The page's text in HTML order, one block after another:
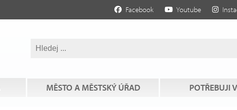
Facebook Youtube
MĚSTO A MĚSTSKÝ ÚŘAD POTŘEBUJI